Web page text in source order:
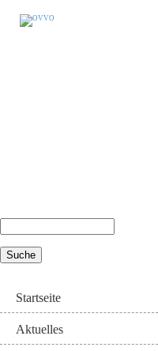
Suchformular
Startseite
Aktuelles